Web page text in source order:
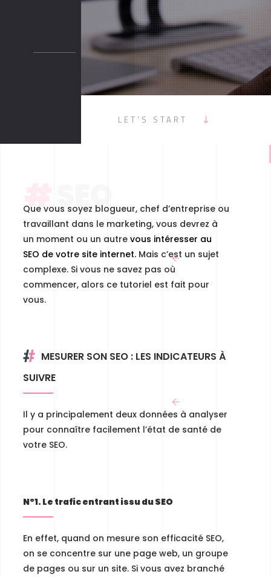
LET'S START
#SEO
Que vous soyez blogueur, chef d’entreprise ou
travaillant dans le marketing, vous devrez à
un moment ou un autre vous intéresser au
SEO de votre site internet.Mais c’est un sujet
complexe. Si vous ne savez pas où
commencer, alors ce tutoriel est fait pour
vous.
MESURER SON SEO : LES INDICATEURS À
SUIVRE
Il y a principalement deux données à analyser
pour connaître facilement l’état de santé de
votre SEO.
N°1. Le trafic entrant issu du SEO
En effet, quand on mesure son efficacité SEO,
on se concentre sur une page web, un groupe
de pages ou sur un site. Si vous avez branché